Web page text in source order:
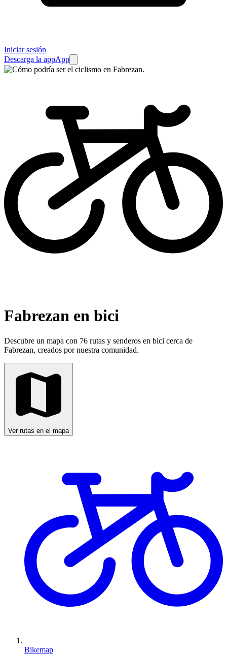
Iniciar sesión
Descarga la appApp
Fabrezan en bici
Descubre un mapa con 76 rutas y senderos en bici cerca de
Fabrezan, creados por nuestra comunidad.
Ver rutas en el mapa
Bikemap